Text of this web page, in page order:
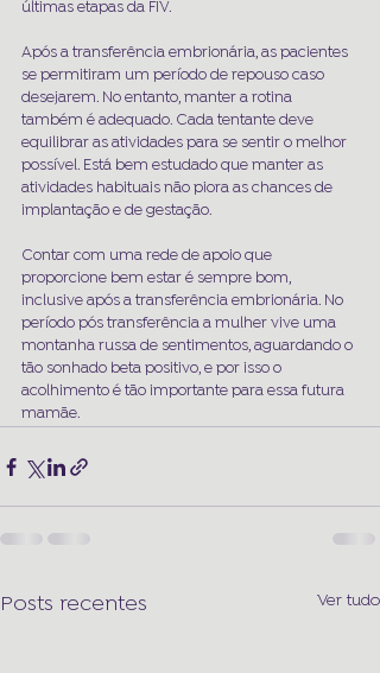
últimas etapas da FIV.
Após a transferência embrionária, as pacientes
se permitiram um período de repouso caso
desejarem. No entanto, manter a rotina
também é adequado. Cada tentante deve
equilibrar as atividades para se sentir o melhor
possível. Está bem estudado que manter as
atividades habituais não piora as chances de
implantação e de gestação.
Contar com uma rede de apoio que
proporcione bem estar é sempre bom,
inclusive após a transferência embrionária. No
período pós transferência a mulher vive uma
montanha russa de sentimentos, aguardando o
tão sonhado beta positivo, e por isso o
acolhimento é tão importante para essa futura
mamãe.
Posts recentes Ver tudo